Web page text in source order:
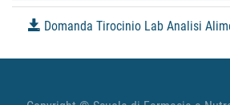
Domanda Tirocinio Lab Analisi